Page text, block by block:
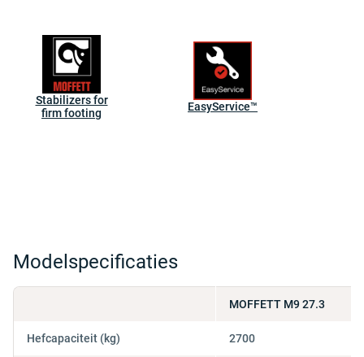
Stabilizers for
firm footing
EasyService™
Modelspecificaties
Hefcapaciteit (kg)
MOFFETT M9 27.3
2700